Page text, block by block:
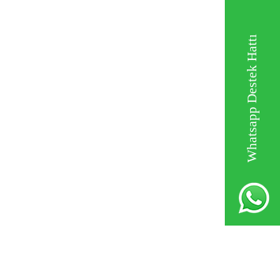
Whatsapp Destek Hattı